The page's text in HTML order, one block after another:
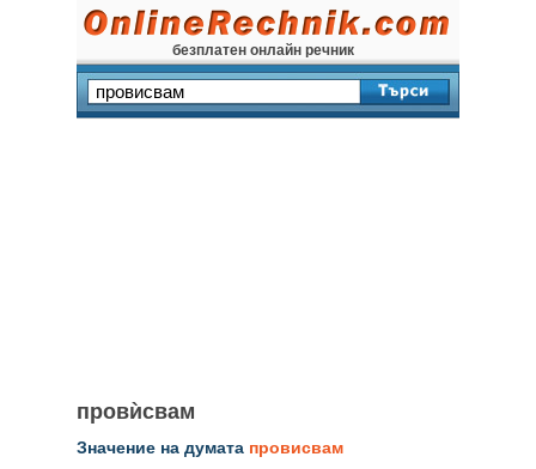
безплатен онлайн речник
провѝсвам
Значение на думата провисвам